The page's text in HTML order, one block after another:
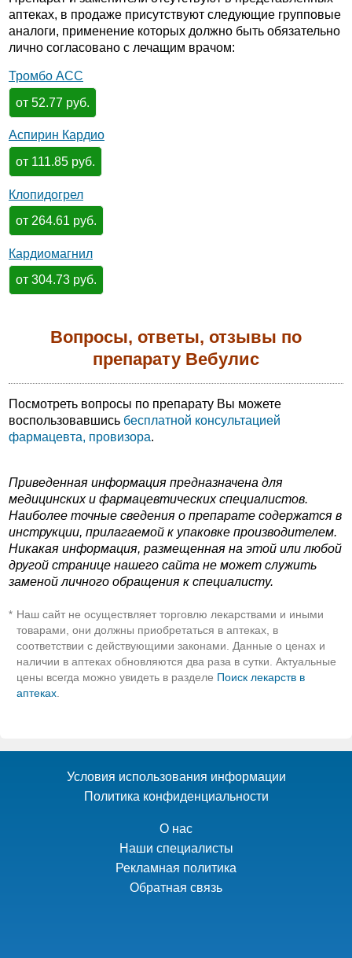
аптеках, в продаже присутствуют следующие групповые
аналоги, применение которых должно быть обязательно
лично согласовано с лечащим врачом:
Тромбо АСС
от 52.77 руб.
Аспирин Кардио
от 111.85 руб.
Клопидогрел
от 264.61 руб.
Кардиомагнил
от 304.73 руб.
Вопросы, ответы, отзывы по
препарату Вебулис
Посмотреть вопросы по препарату Вы можете
воспользовавшись бесплатной консультацией
фармацевта, провизора.
Приведенная информация предназначена для
медицинских и фармацевтических специалистов.
Наиболее точные сведения о препарате содержатся в
инструкции, прилагаемой к упаковке производителем.
Никакая информация, размещенная на этой или любой
другой странице нашего сайта не может служить
заменой личного обращения к специалисту.
* Наш сайт не осуществляет торговлю лекарствами и иными
товарами, они должны приобретаться в аптеках, в
соответствии с действующими законами. Данные о ценах и
наличии в аптеках обновляются два раза в сутки. Актуальные
цены всегда можно увидеть в разделе Поиск лекарств в
аптеках
Условия использования информации
Политика конфиденциальности
О нас
Наши специалисты
Рекламная политика
Обратная связь